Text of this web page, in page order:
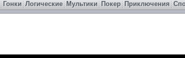
Гонки Логические Мультики Покер Приключения